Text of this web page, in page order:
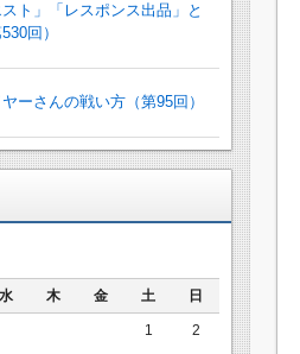
スト」「レスポンス出品」と
回）
ーさんの戦い方（第95回）
水 木 金 土 日
1
2